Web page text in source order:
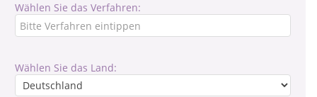
Wählen Sie das Verfahren:
Wählen Sie das Land: